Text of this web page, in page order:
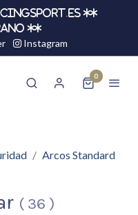
**
**
Instagram
0
Arcos Standard
( 36 )